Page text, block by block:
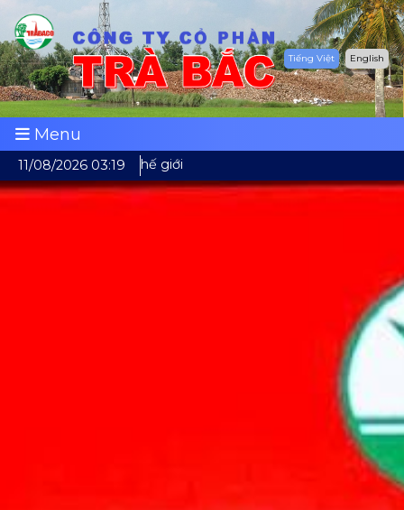
Tiếng Việt English
Menu
11/08/2026 03:19
Nam vươn tầm thế giới